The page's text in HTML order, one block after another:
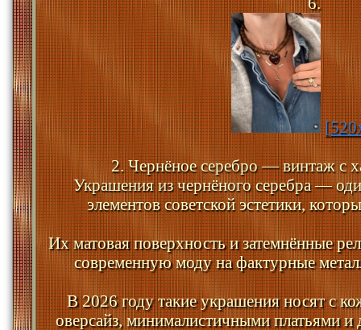
2. Чернёное серебро — винтаж с
Украшения из чернёного серебра —
элементов советской эстетики,
Их матовая поверхность и затемнённые
современную моду на фактурные
В 2026 году такие украшения носят с
оверсайз, минималистичными платьями